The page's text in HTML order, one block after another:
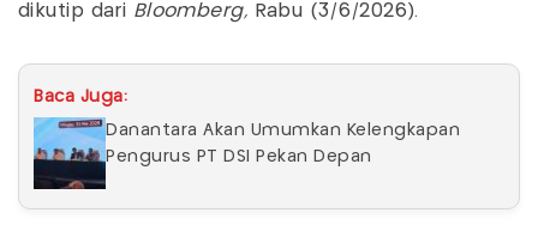
dikutip dari Bloomberg, Rabu (3/6/2026).
Baca Juga:
Danantara Akan Umumkan Kelengkapan
Pengurus PT DSI Pekan Depan